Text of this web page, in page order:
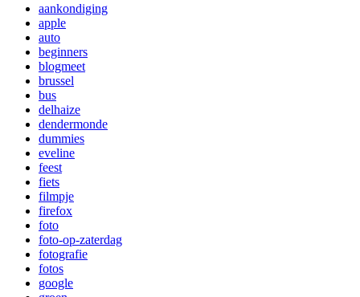
aankondiging
apple
auto
beginners
blogmeet
brussel
bus
delhaize
dendermonde
dummies
eveline
feest
fiets
filmpje
firefox
foto
foto-op-zaterdag
fotografie
fotos
google